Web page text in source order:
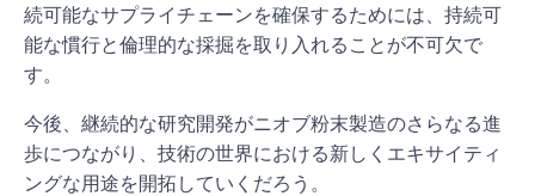
続可能なサプライチェーンを確保するためには、持続可
能な慣行と倫理的な採掘を取り入れることが不可欠で
す。
今後、継続的な研究開発がニオブ粉末製造のさらなる進
歩につながり、技術の世界における新しくエキサイティ
ングな用途を開拓していくだろう。